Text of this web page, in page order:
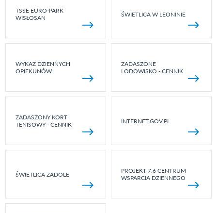
TSSE EURO-PARK
WISŁOSAN
ŚWIETLICA W LEONINIE
WYKAZ DZIENNYCH
OPIEKUNÓW
ZADASZONE
LODOWISKO - CENNIK
ZADASZONY KORT
TENISOWY - CENNIK
INTERNET.GOV.PL
ŚWIETLICA ZADOLE
PROJEKT 7.6 CENTRUM
WSPARCIA DZIENNEGO